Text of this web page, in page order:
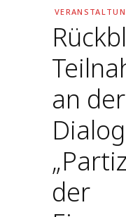
an der
der